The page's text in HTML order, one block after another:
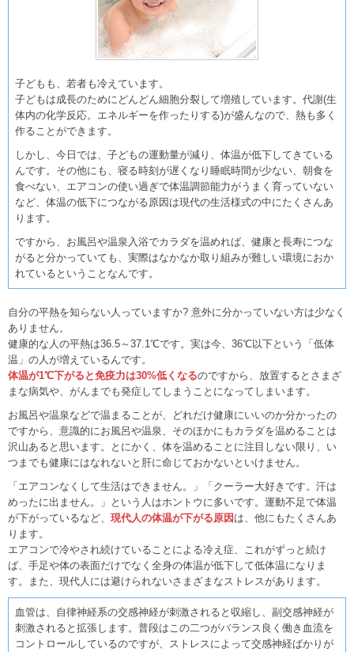
子どもも、若者も冷えています。
子どもは成長のためにどんどん細胞分裂して増殖しています。代謝(生
体内の化学反応。エネルギーを作ったりする)が盛んなので、熱も多く
作ることができます。
しかし、今日では、子どもの運動量が減り、体温が低下してきている
んです。その他にも、寝る時刻が遅くなり睡眠時間が少ない、朝食を
食べない、エアコンの使い過ぎで体温調節能力がうまく育っていない
など、体温の低下につながる原因は現代の生活様式の中にたくさんあ
ります。
ですから、お風呂や温泉入浴でカラダを温めれば、健康と長寿につな
がると分かっていても、実際はなかなか取り組みが難しい環境におか
れているということなんです。
自分の平熱を知らない人っていますか? 意外に分かっていない方は少なく
ありません。
健康的な人の平熱は36.5～37.1℃です。実は今、36℃以下という「低体
温」の人が増えているんです。
体温が1℃下がると免疫力は30%低くなるのですから、放置するとさまざ
まな病気や、がんまでも発症してしまうことになってしまいます。
お風呂や温泉などで温まることが、どれだけ健康にいいのか分かったの
ですから、意識的にお風呂や温泉、そのほかにもカラダを温めることは
沢山あると思います。とにかく、体を温めることに注目しない限り、い
つまでも健康にはなれないと肝に命じておかないといけません。
「エアコンなくして生活はできません。」「クーラー大好きです。汗は
めったに出ません。」という人はホントウに多いです。運動不足で体温
が下がっているなど、 現代人の体温が下がる原因 は、他にもたくさんあ
ります。
エアコンで冷やされ続けていることによる冷え症、これがずっと続け
ば、手足や体の表面だけでなく全身の体温が低下して低体温になりま
す。また、現代人には避けられないさまざまなストレスがあります。
血管は、自律神経系の交感神経が刺激されると収縮し、副交感神経が
刺激されると拡張します。普段はこの二つがバランス良く働き血流を
コントロールしているのですが、ストレスによって交感神経ばかりが